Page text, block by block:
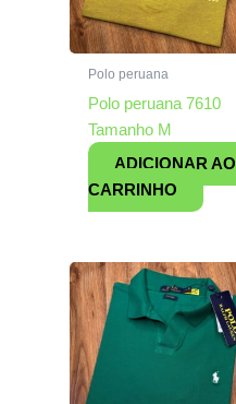
Polo peruana
Polo peruana 7610
Tamanho M
ADICIONAR AO
CARRINHO